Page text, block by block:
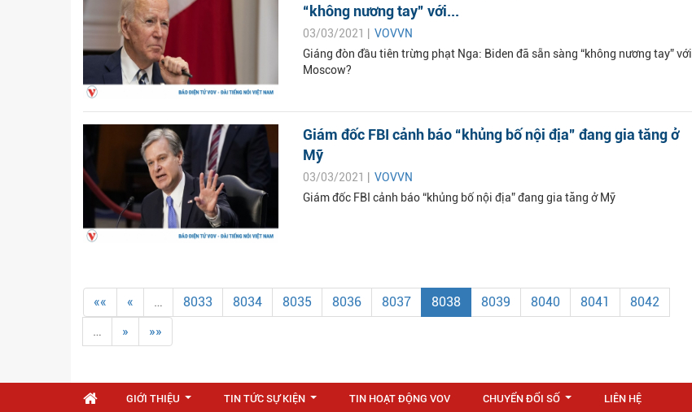
“không nương tay” với...
03/03/2021 | VOVVN
Giáng đòn đầu tiên trừng phạt Nga: Biden đã sẵn sàng “không nương tay” với
Moscow?
Giám đốc FBI cảnh báo “khủng bố nội địa” đang gia tăng ở
Mỹ
03/03/2021 | VOVVN
Giám đốc FBI cảnh báo “khủng bố nội địa” đang gia tăng ở Mỹ
«« « … 8033 8034 8035 8036 8037 8038 8039 8040 8041
8042
…
» »»
GIỚI THIỆU TIN TỨC SỰ KIỆN TIN HOẠT ĐỘNG VOV CHUYỂN ĐỔI SỐ LIÊN HỆ